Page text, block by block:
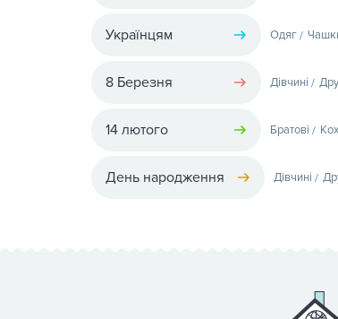
Українцям Одяг
8 Березня Дівчині
14 лютого Братові
День народження Дівчині